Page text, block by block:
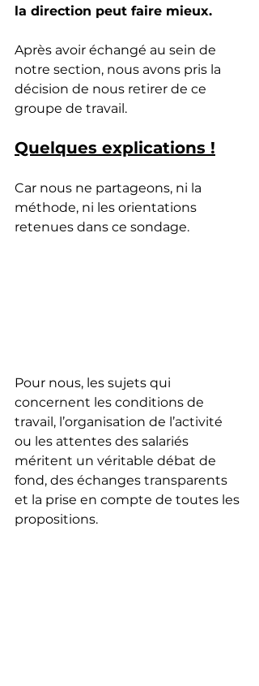
la direction peut faire mieux.
Après avoir échangé au sein de
notre section, nous avons pris la
décision de nous retirer de ce
groupe de travail.
Quelques explications !
Car nous ne partageons, ni la
méthode, ni les orientations
retenues dans ce sondage.
Pour nous, les sujets qui
concernent les conditions de
travail, l’organisation de l’activité
ou les attentes des salariés
méritent un véritable débat de
fond, des échanges transparents
et la prise en compte de toutes les
propositions.